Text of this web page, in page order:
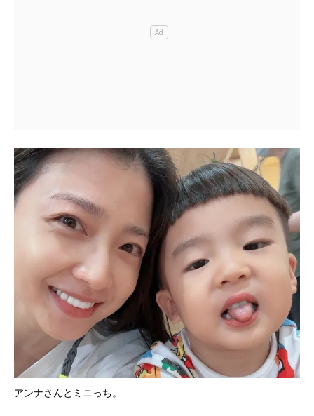
アンナさんとミニっち。